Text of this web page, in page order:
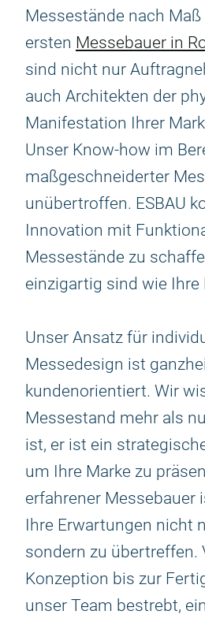
Messestände nach
ersten Messebauer in
sind nicht nur
auch Architekten der
Manifestation Ihrer
Unser Know-how im
maßgeschneiderter
unübertroffen. ESBAU
Innovation mit
Messestände zu
einzigartig sind wie Ihre
Unser Ansatz für
Messedesign ist
kundenorientiert. Wir
Messestand mehr als
ist, er ist ein
um Ihre Marke zu
erfahrener Messebauer
Ihre Erwartungen nicht
sondern zu übertreffen.
Konzeption bis zur
unser Team bestrebt,